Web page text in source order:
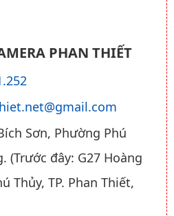
PHAN THIẾT
Sơn, Phường Phú
(Trước đây: G27 Hoàng
Thủy, TP. Phan Thiết,